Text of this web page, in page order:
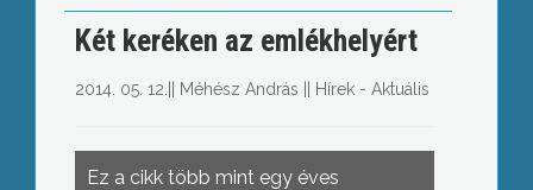
Két keréken az emlékhelyért
2014. 05. 12. Méhész András Hírek - Aktuális
Ez a cikk több mint egy éves